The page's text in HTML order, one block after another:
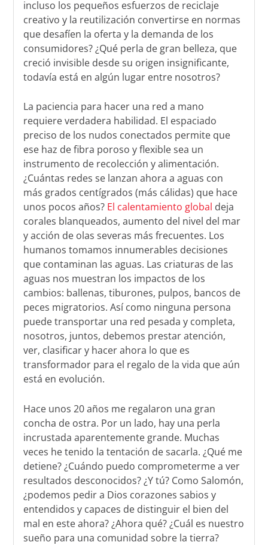
incluso los pequeños esfuerzos de reciclaje
creativo y la reutilización convertirse en normas
que desafíen la oferta y la demanda de los
consumidores? ¿Qué perla de gran belleza, que
creció invisible desde su origen insignificante,
todavía está en algún lugar entre nosotros?
La paciencia para hacer una red a mano
requiere verdadera habilidad. El espaciado
preciso de los nudos conectados permite que
ese haz de fibra poroso y flexible sea un
instrumento de recolección y alimentación.
¿Cuántas redes se lanzan ahora a aguas con
más grados centígrados (más cálidas) que hace
unos pocos años? El calentamiento global deja
corales blanqueados, aumento del nivel del mar
y acción de olas severas más frecuentes. Los
humanos tomamos innumerables decisiones
que contaminan las aguas. Las criaturas de las
aguas nos muestran los impactos de los
cambios: ballenas, tiburones, pulpos, bancos de
peces migratorios. Así como ninguna persona
puede transportar una red pesada y completa,
nosotros, juntos, debemos prestar atención,
ver, clasificar y hacer ahora lo que es
transformador para el regalo de la vida que aún
está en evolución.
Hace unos 20 años me regalaron una gran
concha de ostra. Por un lado, hay una perla
incrustada aparentemente grande. Muchas
veces he tenido la tentación de sacarla. ¿Qué me
detiene? ¿Cuándo puedo comprometerme a ver
resultados desconocidos? ¿Y tú? Como Salomón,
¿podemos pedir a Dios corazones sabios y
entendidos y capaces de distinguir el bien del
mal en este ahora? ¿Ahora qué? ¿Cuál es nuestro
sueño para una comunidad sobre la tierra?